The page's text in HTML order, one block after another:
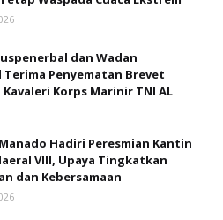
dan Wadan
Terima Penyematan Brevet
Korps Marinir TNI AL
Hadiri Peresmian Kantin
VIII, Upaya Tingkatkan
dan Kebersamaan